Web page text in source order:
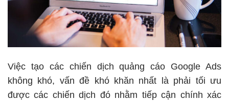
Việc tạo các chiến dịch quảng cáo Google Ads
không khó, vấn đề khó khăn nhất là phải tối ưu
được các chiến dịch đó nhằm tiếp cận chính xác